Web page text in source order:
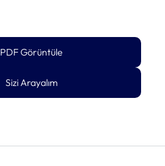
PDF Görüntüle
Sizi Arayalım